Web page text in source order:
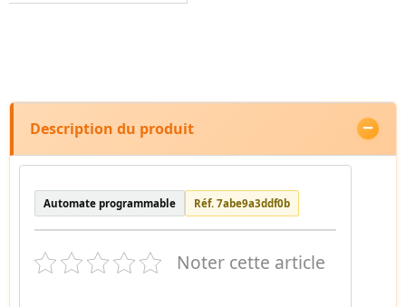
Description du produit
Automate programmable Réf. 7abe9a3ddf0b
Noter cette article